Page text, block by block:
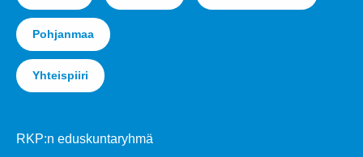
Pohjanmaa
Yhteispiiri
RKP:n eduskuntaryhmä